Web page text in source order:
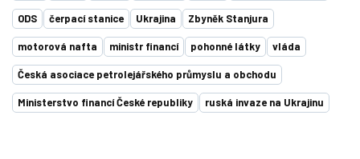
ODS čerpací stanice Ukrajina Zbyněk Stanjura
motorová nafta ministr financí pohonné látky vláda
Česká asociace petrolejářského průmyslu a obchodu
Ministerstvo financí České republiky ruská invaze na Ukrajinu